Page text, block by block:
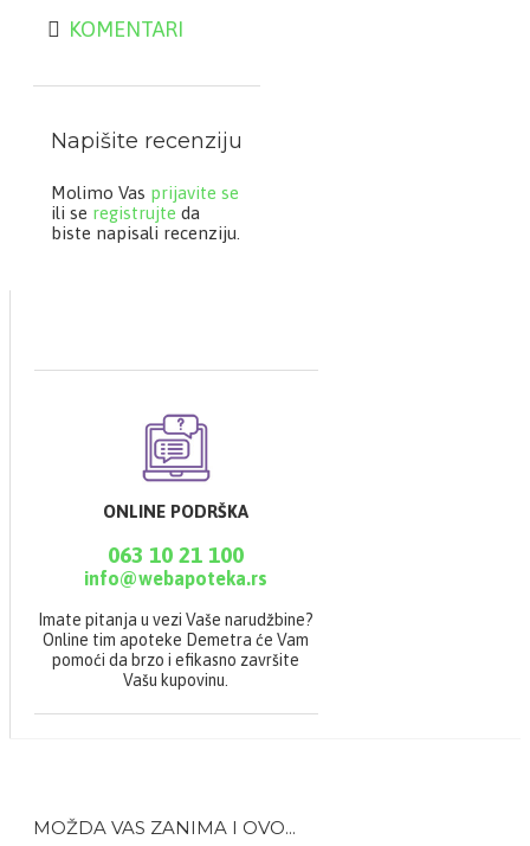
KOMENTARI
Napišite recenziju
Molimo Vas prijavite se
ili se registrujte da
biste napisali recenziju.
ONLINE PODRŠKA
063 10 21 100
info@webapoteka.rs
Imate pitanja u vezi Vaše narudžbine?
Online tim apoteke Demetra će Vam
pomoći da brzo i efikasno završite
Vašu kupovinu.
MOŽDA VAS ZANIMA I OVO...